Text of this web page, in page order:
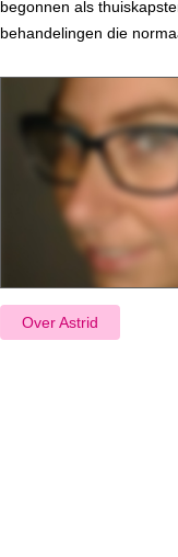
begonnen als
behandelingen die
Over Astrid